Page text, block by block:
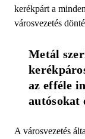
kerékpárt a
városvezetés
Metál
az efféle
autósokat
A városvezetés